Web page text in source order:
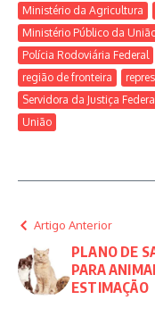
Ministério da Agricultura
Ministério Público da
Polícia Rodoviária Federal
região de fronteira
Servidora da Justiça
União
Artigo Anterior
PLANO DE
PARA
ESTIMAÇÃO